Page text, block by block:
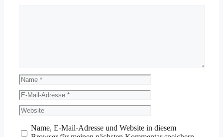
Name
E-
Mail-
Adresse
Website
Name, E-Mail-Adresse und Website in diesem